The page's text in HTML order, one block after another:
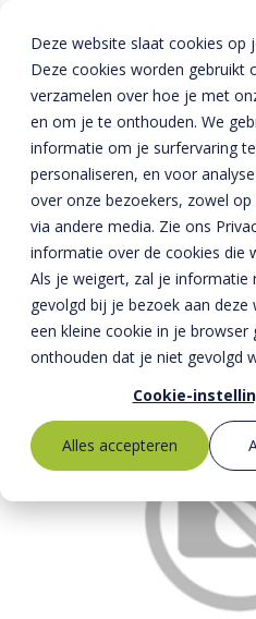
Deze website slaat cookies op
Deze cookies worden gebruikt
verzamelen over hoe je met
en om je te onthouden. We
informatie om je surfervaring
personaliseren, en voor
over onze bezoekers, zowel op
via andere media. Zie ons
informatie over de cookies die
Als je weigert, zal je informatie
gevolgd bij je bezoek aan deze
een kleine cookie in je browser
onthouden dat je niet gevolgd
Cookie-
Alles accepteren
Producten
Riolering
Bestrating
Oplossingen
BTE Groep
Onze verhalen
Over ons
MVO
Kernwaarden
Mission statement
Home »Producten »
Trottoirtegels
Trottoirtegel 300x300x80